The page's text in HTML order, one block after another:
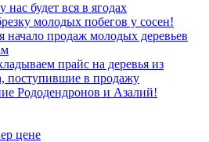
нас будет вся в ягодах
молодых побегов у сосен!
начало продаж молодых деревьев
прайс на деревья из
поступившие в продажу
Рододендронов и Азалий!
цене